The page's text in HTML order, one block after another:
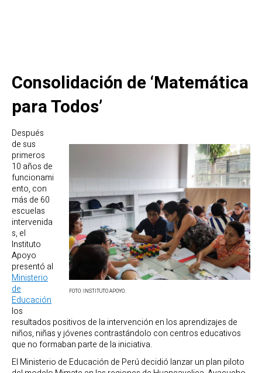
Consolidación de ‘Matemática
para Todos’
FOTO: INSTITUTO APOYO.
Después
de sus
primeros
10 años de
funcionami
ento, con
más de 60
escuelas
intervenida
s, el
Instituto
Apoyo
presentó al
Ministerio
de
Educación
los
resultados positivos de la intervención en los aprendizajes de
niños, niñas y jóvenes contrastándolo con centros educativos
que no formaban parte de la iniciativa.
El Ministerio de Educación de Perú decidió lanzar un plan piloto